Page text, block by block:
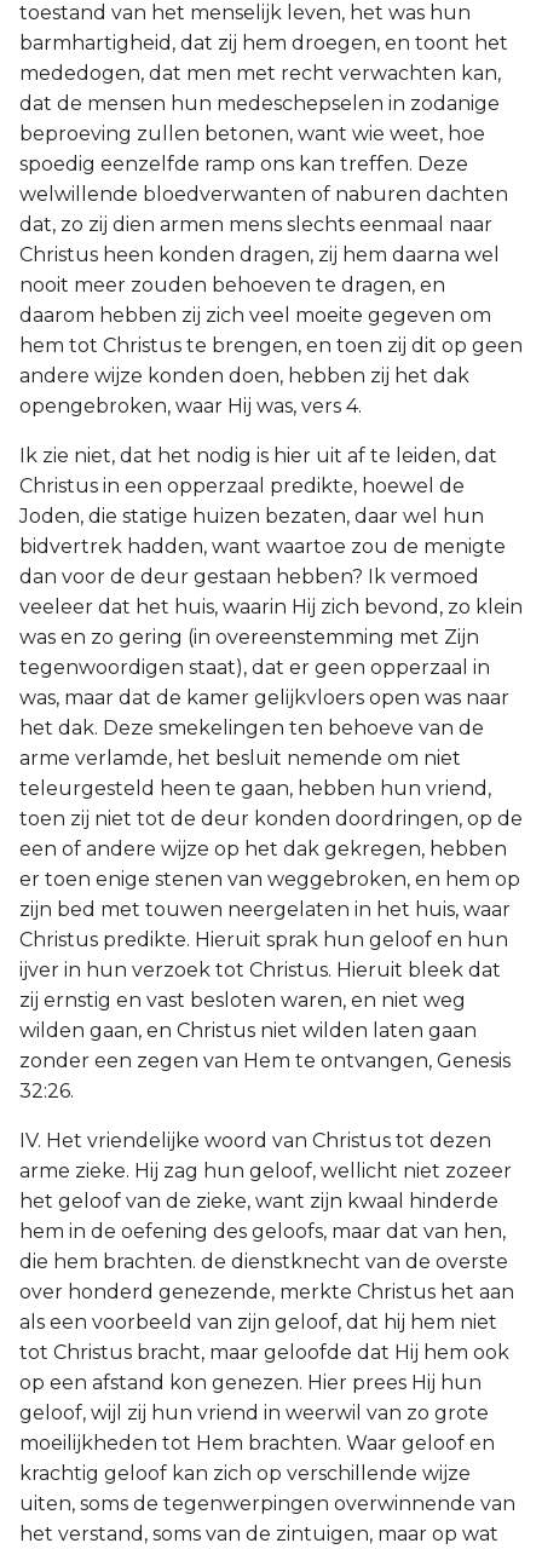
toestand van het menselijk leven, het was hun
barmhartigheid, dat zij hem droegen, en toont het
mededogen, dat men met recht verwachten kan,
dat de mensen hun medeschepselen in zodanige
beproeving zullen betonen, want wie weet, hoe
spoedig eenzelfde ramp ons kan treffen. Deze
welwillende bloedverwanten of naburen dachten
dat, zo zij dien armen mens slechts eenmaal naar
Christus heen konden dragen, zij hem daarna wel
nooit meer zouden behoeven te dragen, en
daarom hebben zij zich veel moeite gegeven om
hem tot Christus te brengen, en toen zij dit op geen
andere wijze konden doen, hebben zij het dak
opengebroken, waar Hij was, vers 4.
Ik zie niet, dat het nodig is hier uit af te leiden, dat
Christus in een opperzaal predikte, hoewel de
Joden, die statige huizen bezaten, daar wel hun
bidvertrek hadden, want waartoe zou de menigte
dan voor de deur gestaan hebben? Ik vermoed
veeleer dat het huis, waarin Hij zich bevond, zo klein
was en zo gering (in overeenstemming met Zijn
tegenwoordigen staat), dat er geen opperzaal in
was, maar dat de kamer gelijkvloers open was naar
het dak. Deze smekelingen ten behoeve van de
arme verlamde, het besluit nemende om niet
teleurgesteld heen te gaan, hebben hun vriend,
toen zij niet tot de deur konden doordringen, op de
een of andere wijze op het dak gekregen, hebben
er toen enige stenen van weggebroken, en hem op
zijn bed met touwen neergelaten in het huis, waar
Christus predikte. Hieruit sprak hun geloof en hun
ijver in hun verzoek tot Christus. Hieruit bleek dat
zij ernstig en vast besloten waren, en niet weg
wilden gaan, en Christus niet wilden laten gaan
zonder een zegen van Hem te ontvangen, Genesis
32:26.
IV. Het vriendelijke woord van Christus tot dezen
arme zieke. Hij zag hun geloof, wellicht niet zozeer
het geloof van de zieke, want zijn kwaal hinderde
hem in de oefening des geloofs, maar dat van hen,
die hem brachten. de dienstknecht van de overste
over honderd genezende, merkte Christus het aan
als een voorbeeld van zijn geloof, dat hij hem niet
tot Christus bracht, maar geloofde dat Hij hem ook
op een afstand kon genezen. Hier prees Hij hun
geloof, wijl zij hun vriend in weerwil van zo grote
moeilijkheden tot Hem brachten. Waar geloof en
krachtig geloof kan zich op verschillende wijze
uiten, soms de tegenwerpingen overwinnende van
het verstand, soms van de zintuigen, maar op wat